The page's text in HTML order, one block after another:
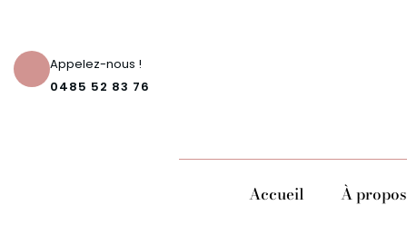
Appelez-nous !
0485 52 83 76
Accueil À propos